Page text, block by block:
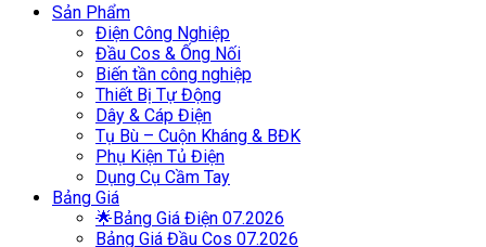
Sản Phẩm
Điện Công Nghiệp
Đầu Cos & Ống Nối
Biến tần công nghiệp
Thiết Bị Tự Động
Dây & Cáp Điện
Tụ Bù – Cuộn Kháng & BĐK
Phụ Kiện Tủ Điện
Dụng Cụ Cầm Tay
Bảng Giá
🌟Bảng Giá Điện 07.2026
Bảng Giá Đầu Cos 07.2026